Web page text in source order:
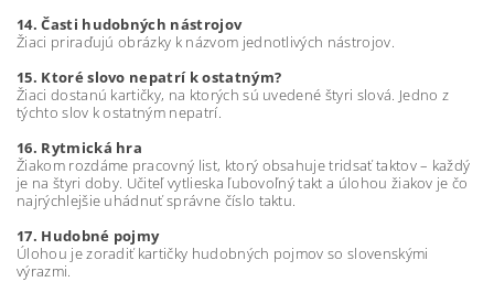
14. Časti hudobných nástrojov
Žiaci priraďujú obrázky k názvom jednotlivých nástrojov.
15. Ktoré slovo nepatrí k ostatným?
Žiaci dostanú kartičky, na ktorých sú uvedené štyri slová. Jedno z
týchto slov k ostatným nepatrí.
16. Rytmická hra
Žiakom rozdáme pracovný list, ktorý obsahuje tridsať taktov – každý
je na štyri doby. Učiteľ vytlieska ľubovoľný takt a úlohou žiakov je čo
najrýchlejšie uhádnuť správne číslo taktu.
17. Hudobné pojmy
Úlohou je zoradiť kartičky hudobných pojmov so slovenskými
výrazmi.